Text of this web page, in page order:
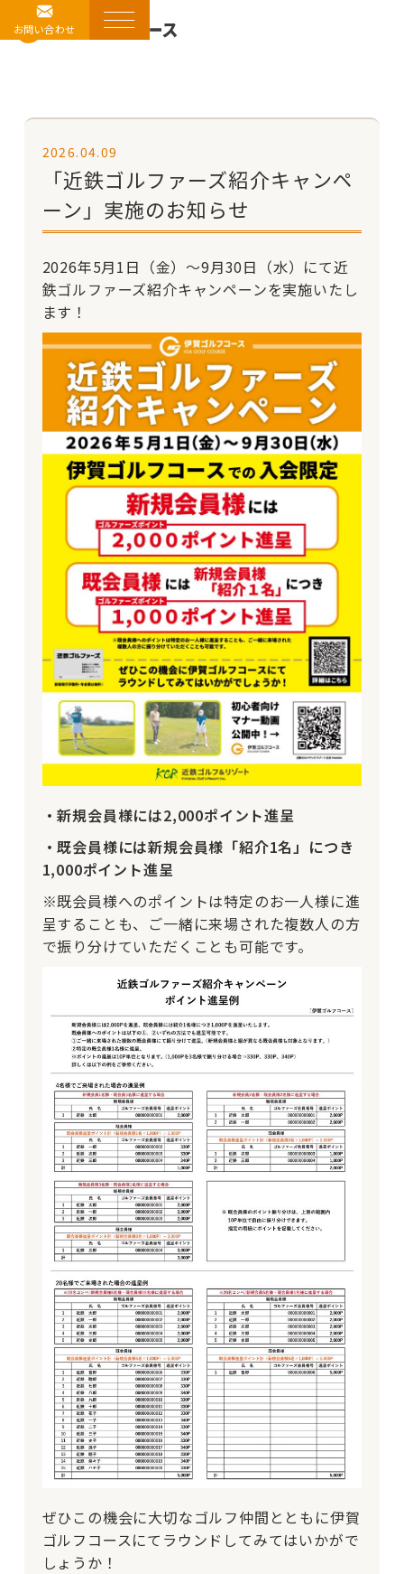
お問い合わせ
2026.04.09
「近鉄ゴルファーズ紹介キャンペ
ーン」実施のお知らせ
2026年5月1日（金）～9月30日（水）にて近
鉄ゴルファーズ紹介キャンペーンを実施いたし
ます！
・新規会員様には2,000ポイント進呈
・既会員様には新規会員様「紹介1名」につき
1,000ポイント進呈
※既会員様へのポイントは特定のお一人様に進
呈することも、ご一緒に来場された複数人の方
で振り分けていただくことも可能です。
ぜひこの機会に大切なゴルフ仲間とともに伊賀
ゴルフコースにてラウンドしてみてはいかがで
しょうか！